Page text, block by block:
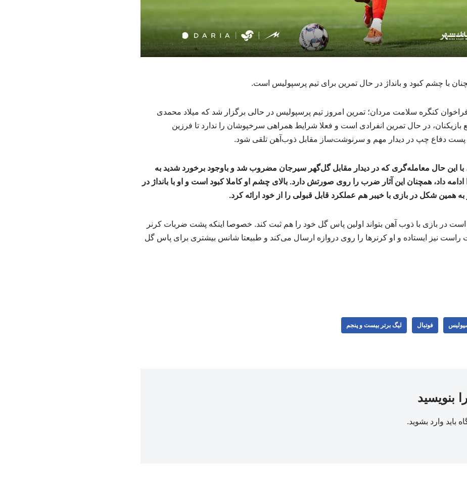
با چشم کبود و بانداژ در حال تمرین برای تیم پرسپولیس است.
کنگره سلامت مردان؛ تمرین امروز تیم پرسپولیس در حالی برگزار شد که میلاد محمدی
بازیکنان، در حال تمرین انفرادی است و فعلا شرایط همراهی سرخپوشان را ندارد تا فرزین
پست دفاع چپ در دیدار مهم و سرنوشت‌ساز مقابل ذوب‌آهن تلقی شود.
این حال معامله‌گری که در دیدار مقابل گل‌گهر سیرجان مضروب شد و باوجود برخورد شدید به
داد، همچنان این آثار ضرب را روی صورتش دارد. بالای چشم او کاملا کبود است و او با بانداژ در
همین شکل در بازی با خیبر هم عملکرد قابل قبولی را از خود ارائه کرد.
است در بازی با ذوب آهن بتواند اولین پاس گل خود را هم ثبت کند. خصوصا اینکه پشت ضربات کرنر
نیز ایستاده و او کرنرها را روی دروازه ارسال می‌کند و طبیعتا شانس بیشتری برای پاس گل
فوتبال لیگ برتر بیست و پنجم
بنویسید
باید وارد بشوید.